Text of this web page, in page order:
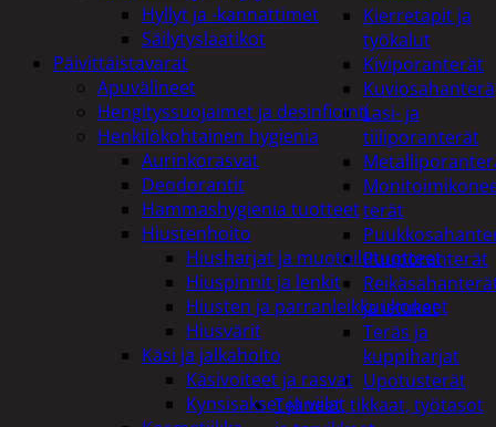
Kierretapit ja
työkalut
Kiviporanterät
Kuviosahanterä
Lasi- ja
tiiliporanterät
terät
Puuporanterät
ja istukat
Teräs ja
kuppiharjat
Upotusterät
Telineet, tikkaat, työtasot
Hyllyt ja -kannattimet
Säilytyslaatikot
Päivittäistavarat
Apuvälineet
Hengityssuojaimet ja desinfiointi
Henkilökohtainen hygienia
Aurinkorasvat
Deodorantit
Hammashygienia tuotteet
Hiustenhoito
Hiusharjat ja muotoilutuotteet
Hiuspinnit ja lenkit
Hiusten ja parranleikkuukoneet
Hiusvärit
Käsi ja jalkahoito
Käsivoiteet ja rasvat
Kynsisakset ja viilat